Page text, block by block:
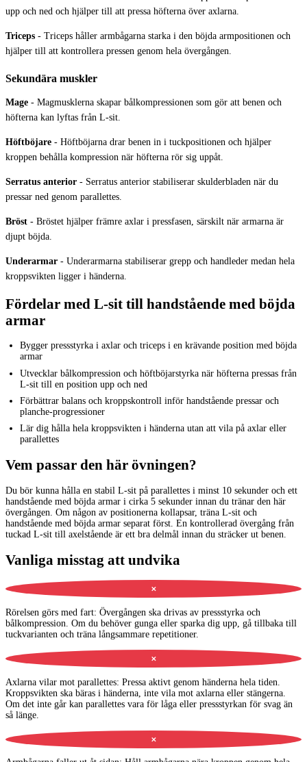
upp och ned och hjälper till att pressa höfterna över axlarna.
Triceps - Triceps håller armbågarna starka i den böjda armpositionen och
hjälper till att kontrollera pressen genom hela övergången.
Sekundära muskler
Mage - Magmusklerna skapar bålkompressionen som gör att benen och
höfterna kan lyftas från L-sit.
Höftböjare - Höftböjarna drar benen in i tuckpositionen och hjälper
kroppen behålla kompression när höfterna rör sig uppåt.
Serratus anterior - Serratus anterior stabiliserar skulderbladen när du
pressar ned genom parallettes.
Bröst - Bröstet hjälper främre axlar i pressfasen, särskilt när armarna är
djupt böjda.
Underarmar - Underarmarna stabiliserar grepp och handleder medan hela
kroppsvikten ligger i händerna.
Fördelar med L-sit till handstående med böjda
armar
Bygger pressstyrka i axlar och triceps i en krävande position med böjda
armar
Utvecklar bålkompression och höftböjarstyrka när höfterna pressas från
L-sit till en position upp och ned
Förbättrar balans och kroppskontroll inför handstående pressar och
planche-progressioner
Lär dig hålla hela kroppsvikten i händerna utan att vila på axlar eller
parallettes
Vem passar den här övningen?
Du bör kunna hålla en stabil L-sit på parallettes i minst 10 sekunder och ett
handstående med böjda armar i cirka 5 sekunder innan du tränar den här
övergången. Om någon av positionerna kollapsar, träna L-sit och
handstående med böjda armar separat först. En kontrollerad övergång från
tuckad L-sit till axelstående är ett bra delmål innan du sträcker ut benen.
Vanliga misstag att undvika
✕
Rörelsen görs med fart: Övergången ska drivas av pressstyrka och
bålkompression. Om du behöver gunga eller sparka dig upp, gå tillbaka till
tuckvarianten och träna långsammare repetitioner.
✕
Axlarna vilar mot parallettes: Pressa aktivt genom händerna hela tiden.
Kroppsvikten ska bäras i händerna, inte vila mot axlarna eller stängerna.
Om det inte går kan parallettes vara för låga eller pressstyrkan för svag än
så länge.
✕